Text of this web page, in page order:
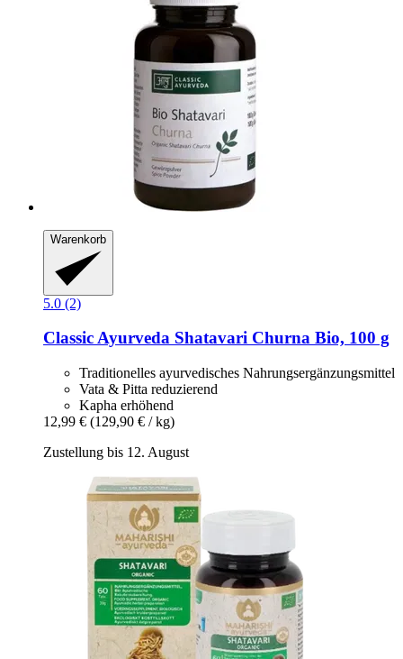
Warenkorb
5.0 (2)
Classic Ayurveda Shatavari Churna Bio, 100 g
Traditionelles ayurvedisches Nahrungsergänzungsmittel
Vata & Pitta reduzierend
Kapha erhöhend
12,99 € (129,90 € / kg)
Zustellung bis 12. August